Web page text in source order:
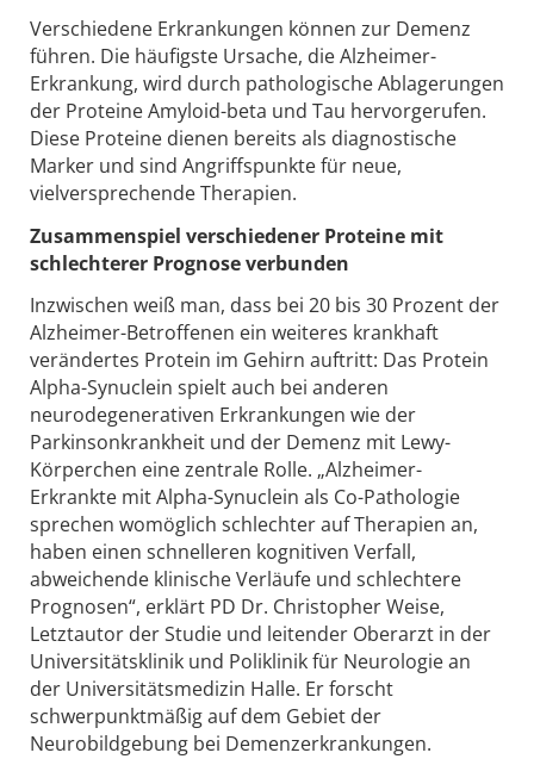
Verschiedene Erkrankungen können zur Demenz
führen. Die häufigste Ursache, die Alzheimer-
Erkrankung, wird durch pathologische Ablagerungen
der Proteine Amyloid-beta und Tau hervorgerufen.
Diese Proteine dienen bereits als diagnostische
Marker und sind Angriffspunkte für neue,
vielversprechende Therapien.
Zusammenspiel verschiedener Proteine mit
schlechterer Prognose verbunden
Inzwischen weiß man, dass bei 20 bis 30 Prozent der
Alzheimer-Betroffenen ein weiteres krankhaft
verändertes Protein im Gehirn auftritt: Das Protein
Alpha-Synuclein spielt auch bei anderen
neurodegenerativen Erkrankungen wie der
Parkinsonkrankheit und der Demenz mit Lewy-
Körperchen eine zentrale Rolle. „Alzheimer-
Erkrankte mit Alpha-Synuclein als Co-Pathologie
sprechen womöglich schlechter auf Therapien an,
haben einen schnelleren kognitiven Verfall,
abweichende klinische Verläufe und schlechtere
Prognosen“, erklärt PD Dr. Christopher Weise,
Letztautor der Studie und leitender Oberarzt in der
Universitätsklinik und Poliklinik für Neurologie an
der Universitätsmedizin Halle. Er forscht
schwerpunktmäßig auf dem Gebiet der
Neurobildgebung bei Demenzerkrankungen.